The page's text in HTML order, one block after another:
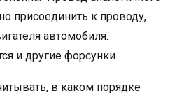
присоединить к проводу,
автомобиля.
и другие форсунки.
в каком порядке